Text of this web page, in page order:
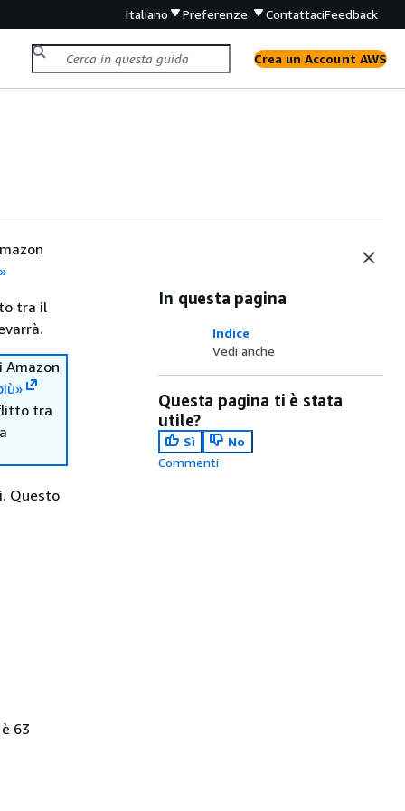
Italiano Preferenze ContattaciFeedback
Crea un Account AWS
tra il
Amazon
tra
Questo
63
In questa pagina
Indice
Vedi anche
Questa pagina ti è stata
utile?
Sì
No
Commenti